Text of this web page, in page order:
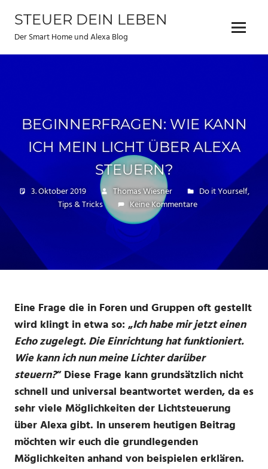
Inhalt
springen
STEUER DEIN LEBEN
Der Smart Home und Alexa Blog Menu
BEGINNERFRAGEN: WIE KANN
ICH MEIN LICHT ÜBER ALEXA
STEUERN?
3. Oktober 2019 Thomas Wiesner Do it Yourself,
Tips & Tricks
Keine Kommentare
Eine Frage die in Foren und Gruppen oft gestellt
wird klingt in etwa so: „Ich habe mir jetzt einen
Echo zugelegt. Die Einrichtung hat funktioniert.
Wie kann ich nun meine Lichter darüber
steuern?“ Diese Frage kann grundsätzlich nicht
schnell und universal beantwortet werden, da es
sehr viele Möglichkeiten der Lichtsteuerung
über Alexa gibt. In unserem heutigen Beitrag
möchten wir euch die grundlegenden
Möglichkeiten anhand von beispielen erklären.